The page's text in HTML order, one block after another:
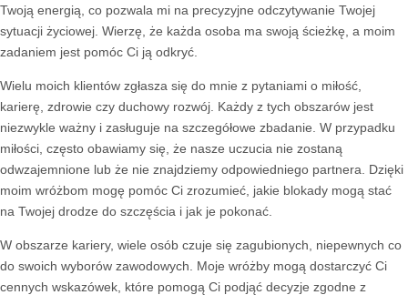
Twoją energią, co pozwala mi na precyzyjne odczytywanie Twojej
sytuacji życiowej. Wierzę, że każda osoba ma swoją ścieżkę, a moim
zadaniem jest pomóc Ci ją odkryć.
Wielu moich klientów zgłasza się do mnie z pytaniami o miłość,
karierę, zdrowie czy duchowy rozwój. Każdy z tych obszarów jest
niezwykle ważny i zasługuje na szczegółowe zbadanie. W przypadku
miłości, często obawiamy się, że nasze uczucia nie zostaną
odwzajemnione lub że nie znajdziemy odpowiedniego partnera. Dzięki
moim wróżbom mogę pomóc Ci zrozumieć, jakie blokady mogą stać
na Twojej drodze do szczęścia i jak je pokonać.
W obszarze kariery, wiele osób czuje się zagubionych, niepewnych co
do swoich wyborów zawodowych. Moje wróżby mogą dostarczyć Ci
cennych wskazówek, które pomogą Ci podjąć decyzje zgodne z